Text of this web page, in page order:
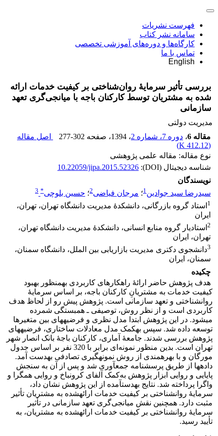
فهرست نشریات
سامانه نشر کتاب
کارگاه‌ها و دوره‌های آموزشی تخصصی
تماس با ما
English
بررسی تأثیر سرمایۀ روان‌شناختی بر کیفیت خدمات ارائه
شده به مشتریان توسط کارکنان باجه با میانجی‌گری تعهد
سازمانی
مدیریت دولتی
مقاله 6
، دوره 7، شماره 2 ، 1394 ، صفحه 277-302
اصل مقاله
(
412.12 K
)
نوع مقاله: مقاله علمی پژوهشی
شناسه دیجیتال (DOI):
10.22059/jipa.2015.52326
نویسندگان
سیدرضا سید جوادین1؛ مرجان فیاضی2؛ حسین بلوچی*
3
1 استاد گروه بازرگانی، دانشکدۀ مدیریت دانشگاه تهران، تهران،
ایران
2 استادیار گروه منابع انسانی، دانشکدۀ مدیریت دانشگاه تهران،
تهران، ایران
3دانشجوی دکتری مدیریت بازاریابی بین الملل، دانشگاه سمنان،
سمنان، ایران
چکیده
هدف پژوهش حاضر ارائۀ راهکارهای کاربردی به‎منظور بهبود
کیفیت خدمات به مشتریانِ کارکنان باجه، بر اساس سرمایۀ
روان‎شناختی و تعهد سازمانی است. پژوهش پیش رو از لحاظ هدف
کاربردی است و از نظر روش، توصیفی ـ همبستگی شمرده
می‎شود. در این پژوهش ابتدا مدل نظری و فرضیه‎های بین متغیرها
توسعه داده شد. سپس به‎کمک مدل معادلات ساختاری، فرضیه‎های
پژوهش بررسی شدند. جامعۀ آماری، کارکنان باجۀ بانک انصار شهر
تهران است. بدین منظور نمونه‌ای برابر با 320 نفر بر اساس جدول
مورگان و با بهره‎مندی از روش نمونه‎گیری تصادفی به‎دست آمد.
داده‎ها از طریق پرسشنامه جمع‎آوری شد و پس از آن به سنجش
پایایی و روایی ابزار پژوهش به‌کمک آلفای کرونباخ و روایی همگرا و
واگرا پرداخته شد. نتایج به‎دست‎آمده از این پژوهش نشان داد،
سرمایۀ روان‎شناختی بر کیفیت خدمات ارائه‎شده به مشتریان تأثیر
مثبت دارد. همچنین نقش میانجی‌گری تعهد سازمانی در تأثیر
سرمایۀ روان‎شناختی بر کیفیت خدمات ارائه‎شده به مشتریان، به
تأیید رسید.